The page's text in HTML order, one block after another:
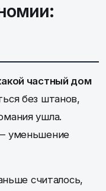
частный дом
без штанов,
ушла.
уменьшение
считалось,